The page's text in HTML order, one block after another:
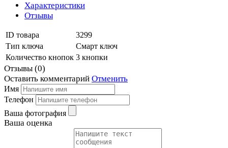
Характеристики
Отзывы
ID товара
3299
Тип ключа
Смарт ключ
Количество кнопок 3 кнопки
Отзывы (0)
Оставить комментарий Отменить
Имя
Телефон
Ваша фотография
Ваша оценка